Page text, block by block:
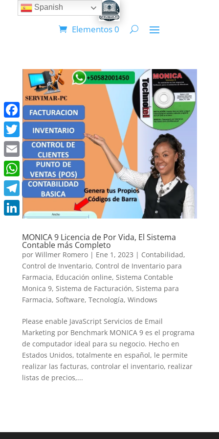
Elementos 0
MONICA 9 Licencia de Por Vida, El Sistema
Contable más Completo
por Willmer Romero| Ene 1, 2023 | Contabilidad,
Control de Inventario, Control de Inventario para
Farmacia, Educación online, Sistema Contable
Monica 9, Sistema de Facturación, Sistema para
Farmacia, Software, Tecnología, Windows
Please enable JavaScript Servicios de Email
Marketing por Benchmark MONICA 9 es el programa
de computador ideal para su negocio. Hecho en
Estados Unidos, totalmente en español, le permite
realizar las facturas, controlar el inventario, realizar
listas de precios,...
Facebook
Twitter
Email
WhatsApp
Telegram
Spanish